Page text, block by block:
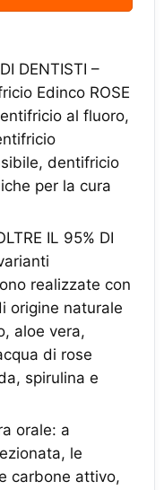
DENTISTI –
Edinco ROSE
al fluoro,
dentifricio
per la cura
IL 95% DI
realizzate con
origine naturale
aloe vera,
di rose
spirulina e
orale: a
le
carbone attivo,